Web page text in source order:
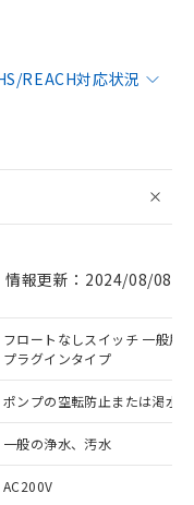
REACH対応状況
情報更新：2024/08/08
フロートなしスイッチ 一般用
プラグインタイプ
ポンプの空転防止または渇水
一般の浄水、汚水
AC200V